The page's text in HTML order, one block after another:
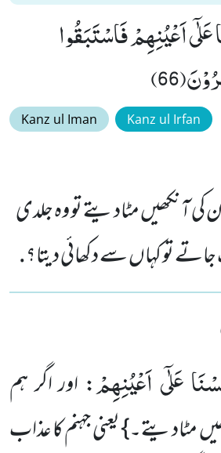
اَعْیُنِهِمْ فَاسْتَبَقُوا
Kanz ul Iman Kanz ul Irfan
کی آنکھیں مٹادیتے تو وہ جلدی
تو کہاں سے دکھائی دیتا؟.
عَلٰۤى اَعْیُنِهِمْ: اور اگر ہم
مٹادیتے۔} یعنی جہنم کا عذاب